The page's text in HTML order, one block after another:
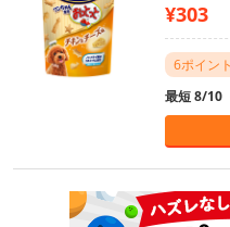
¥303
6ポイン
最短 8/10